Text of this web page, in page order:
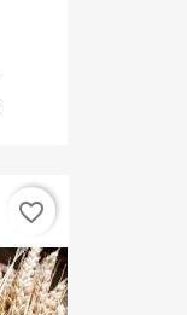
favorite_border